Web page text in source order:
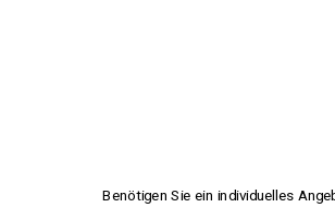
Benötigen Sie ein individuelles